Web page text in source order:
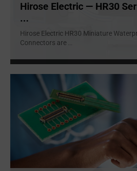
Hirose Electric — HR30
...
Hirose Electric HR30 Miniature
Connectors are ...